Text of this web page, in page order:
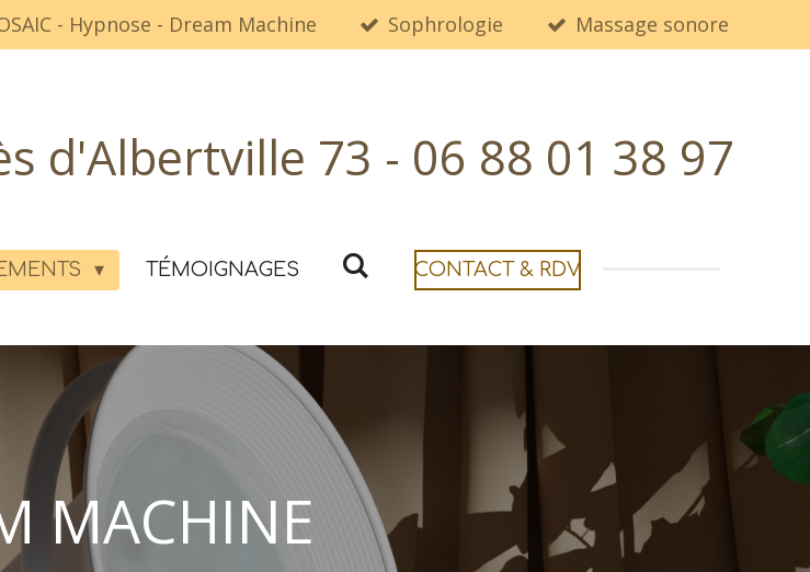
- Hypnose - Dream Machine Sophrologie Massage sonore
d'Albertville 73 - 06 88 01 38 97
TÉMOIGNAGES CONTACT & RDV
MACHINE